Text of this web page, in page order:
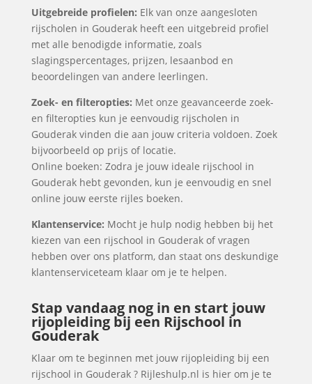
Uitgebreide profielen: Elk van onze aangesloten
rijscholen in Gouderak heeft een uitgebreid profiel
met alle benodigde informatie, zoals
slagingspercentages, prijzen, lesaanbod en
beoordelingen van andere leerlingen.
Zoek- en filteropties: Met onze geavanceerde zoek-
en filteropties kun je eenvoudig rijscholen in
Gouderak vinden die aan jouw criteria voldoen. Zoek
bijvoorbeeld op prijs of locatie.
Online boeken: Zodra je jouw ideale rijschool in
Gouderak hebt gevonden, kun je eenvoudig en snel
online jouw eerste rijles boeken.
Klantenservice: Mocht je hulp nodig hebben bij het
kiezen van een rijschool in Gouderak of vragen
hebben over ons platform, dan staat ons deskundige
klantenserviceteam klaar om je te helpen.
Stap vandaag nog in en start jouw
rijopleiding bij een Rijschool in
Gouderak
Klaar om te beginnen met jouw rijopleiding bij een
rijschool in Gouderak ? Rijleshulp.nl is hier om je te